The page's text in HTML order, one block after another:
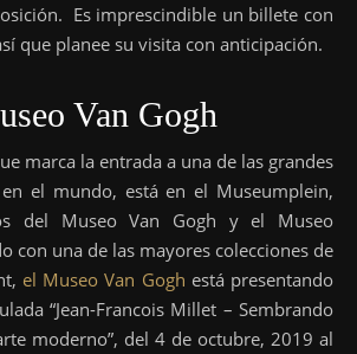
Es imprescindible un billete con
que planee su visita con anticipación.
Van Gogh
marca la entrada a una de las grandes
el mundo, está en el Museumplein,
del Museo Van Gogh y el Museo
con una de las mayores colecciones de
el Museo Van Gogh está presentando
“Jean-Francois Millet – Sembrando
moderno”, del 4 de octubre, 2019 al